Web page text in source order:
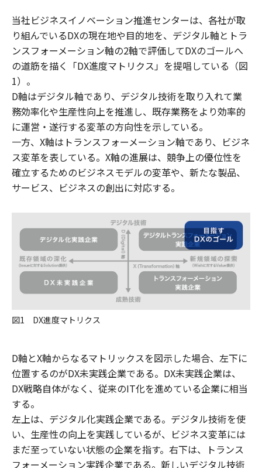
当社ビジネスイノベーション推進センターは、各社が取
り組んでいるDXの現在地や目的地を、デジタル軸とトラ
ンスフォーメーション軸の2軸で評価してDXのゴールへ
の道筋を描く「DX進度マトリクス」を提唱している（図
1）。
D軸はデジタル軸であり、デジタル技術を取り入れて業
務効率化や生産性向上を推進し、既存業務をより効率的
に運営・遂行する変革の方向性を示している。
一方、X軸はトランスフォーメーション軸であり、ビジネ
ス変革を表している。X軸の進展は、競争上の優位性を
確立するためのビジネスモデルの変革や、新たな製品、
サービス、ビジネスの創出に対応する。
図1 DX進度マトリクス
D軸とX軸からなるマトリックスを図示した場合、左下に
位置するのがDX未実践企業である。DX未実践企業は、
DX戦略自体がなく、従来のIT化を進めている企業に相当
する。
左上は、デジタル化実践企業である。デジタル技術を使
い、生産性の向上を実践しているが、ビジネス変革には
まだ至っていない状態の企業を指す。右下は、トランス
フォーメーション実践企業である。新しいデジタル技術